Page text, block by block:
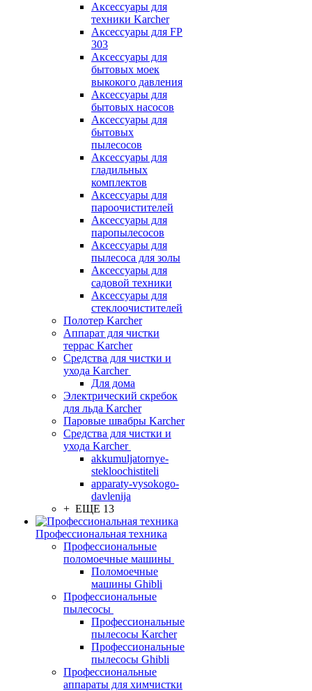
Аксессуары для
техники Karcher
Аксессуары для FP
303
Аксессуары для
бытовых моек
выкокого давления
Аксессуары для
бытовых насосов
Аксессуары для
бытовых
пылесосов
Аксессуары для
гладильных
комплектов
Аксессуары для
пароочистителей
Аксессуары для
паропылесосов
Аксессуары для
пылесоса для золы
Аксессуары для
садовой техники
Аксессуары для
стеклоочистителей
Полотер Karcher
Аппарат для чистки
террас Karcher
Средства для чистки и
ухода Karcher
Для дома
Электрический скребок
для льда Karcher
Паровые швабры Karcher
Средства для чистки и
ухода Karcher
akkumuljatornye-
stekloochistiteli
apparaty-vysokogo-
davlenija
+ ЕЩЕ 13
Профессиональная техника
Профессиональные
поломоечные машины
Поломоечные
машины Ghibli
Профессиональные
пылесосы
Профессиональные
пылесосы Karcher
Профессиональные
пылесосы Ghibli
Профессиональные
аппараты для химчистки